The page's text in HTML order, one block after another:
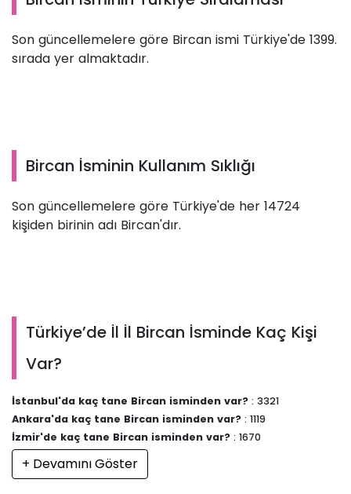
Son güncellemelere göre Bircan ismi Türkiye'de 1399.
sırada yer almaktadır.
Bircan İsminin Kullanım Sıklığı
Son güncellemelere göre Türkiye'de her 14724
kişiden birinin adı Bircan'dır.
Türkiye’de İl İl Bircan İsminde Kaç Kişi
Var?
İstanbul'da kaç tane Bircan isminden var? : 3321
Ankara'da kaç tane Bircan isminden var? : 1119
İzmir'de kaç tane Bircan isminden var? : 1670
+ Devamını Göster